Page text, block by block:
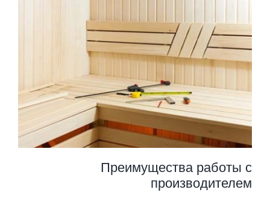
Преимущества работы с
производителем